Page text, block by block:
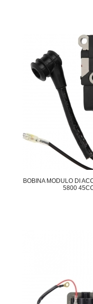
BOBINA MODULO DI
5800